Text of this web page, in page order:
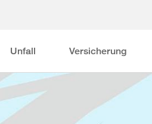
Unfall Versicherung